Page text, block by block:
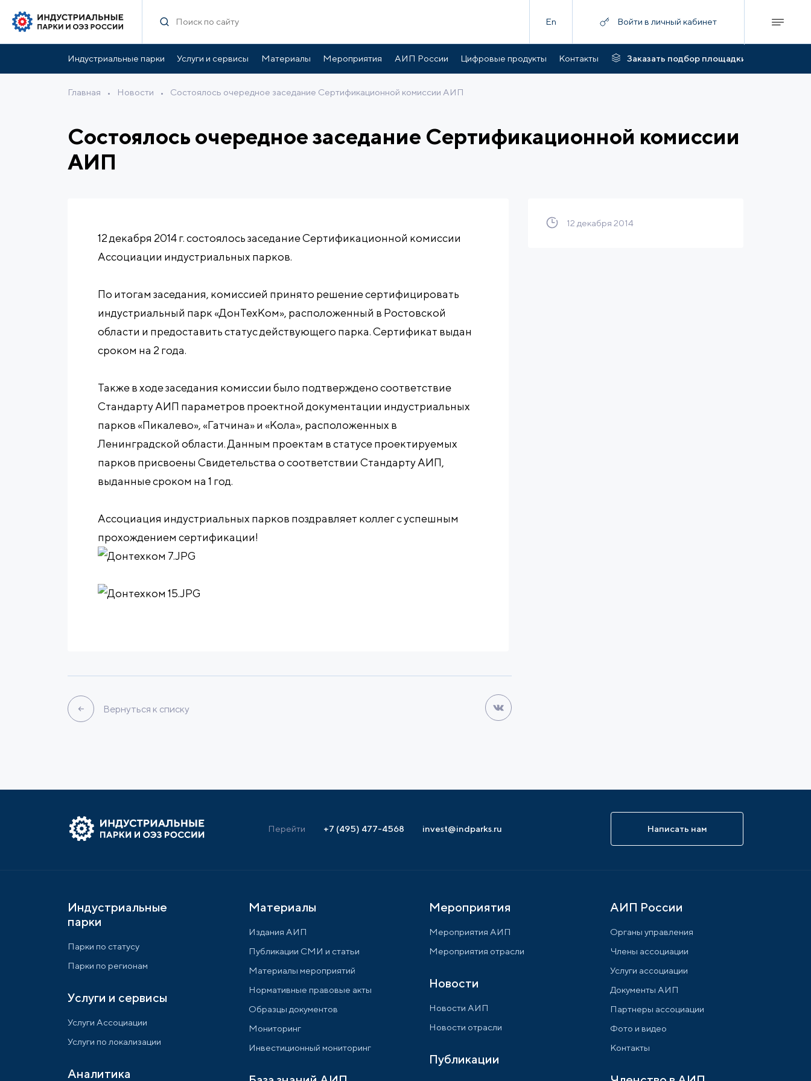
En Войти в личный кабинет
Индустриальные парки Услуги и сервисы Материалы Мероприятия АИП России Цифровые продукты Контакты Заказать подбор площадки
Главная • Новости • Состоялось очередное заседание Сертификационной комиссии АИП
Состоялось очередное заседание Сертификационной комиссии
АИП
12 декабря 2014 г. состоялось заседание Сертификационной комиссии
Ассоциации индустриальных парков.
По итогам заседания, комиссией принято решение сертифицировать
индустриальный парк «ДонТехКом», расположенный в Ростовской
области и предоставить статус действующего парка. Сертификат выдан
сроком на 2 года.
Также в ходе заседания комиссии было подтверждено соответствие
Стандарту АИП параметров проектной документации индустриальных
парков «Пикалево», «Гатчина» и «Кола», расположенных в
Ленинградской области. Данным проектам в статусе проектируемых
парков присвоены Свидетельства о соответствии Стандарту АИП,
выданные сроком на 1 год.
Ассоциация индустриальных парков поздравляет коллег с успешным
прохождением сертификации!
12 декабря 2014
Вернуться к списку
Перейти +7 (495) 477-4568 invest@indparks.ru Написать нам
Индустриальные
парки
Парки по статусу
Парки по регионам
Услуги и сервисы
Услуги Ассоциации
Услуги по локализации
Аналитика
Материалы
Издания АИП
Публикации СМИ и статьи
Материалы мероприятий
Нормативные правовые акты
Образцы документов
Мониторинг
Инвестиционный мониторинг
Мероприятия
Мероприятия АИП
Мероприятия отрасли
Новости
Новости АИП
Новости отрасли
Публикации
АИП России
Органы управления
Члены ассоциации
Услуги ассоциации
Документы АИП
Партнеры ассоциации
Фото и видео
Контакты